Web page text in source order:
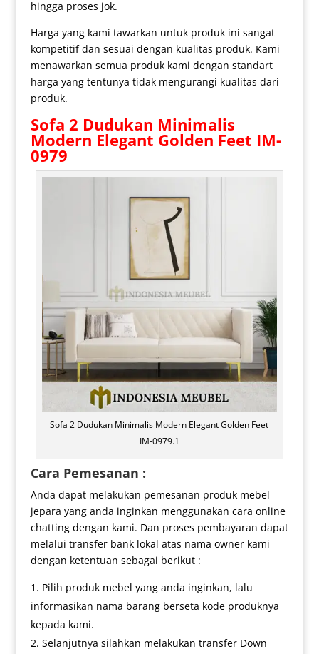
hingga proses jok.
Harga yang kami tawarkan untuk produk ini sangat
kompetitif dan sesuai dengan kualitas produk. Kami
menawarkan semua produk kami dengan standart
harga yang tentunya tidak mengurangi kualitas dari
produk.
Sofa 2 Dudukan Minimalis
Modern Elegant Golden Feet IM-
0979
Sofa 2 Dudukan Minimalis Modern Elegant Golden Feet
IM-0979.1
Cara Pemesanan :
Anda dapat melakukan pemesanan produk mebel
jepara yang anda inginkan menggunakan cara online
chatting dengan kami. Dan proses pembayaran dapat
melalui transfer bank lokal atas nama owner kami
dengan ketentuan sebagai berikut :
Pilih produk mebel yang anda inginkan, lalu
informasikan nama barang berseta kode produknya
kepada kami.
Selanjutnya silahkan melakukan transfer Down